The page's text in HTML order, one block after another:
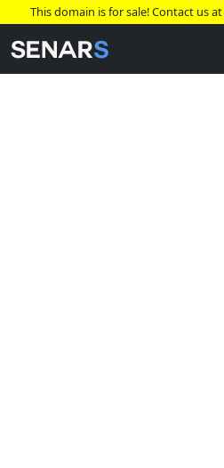
This domain is for sale! Contact us at